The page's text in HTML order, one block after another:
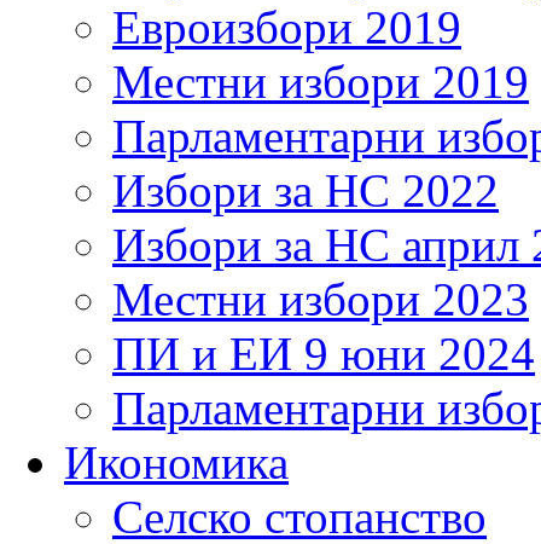
Евроизбори 2019
Местни избори 2019
Парламентарни
Избори за НС 2022
Избори за НС април
Местни избори 2023
ПИ и ЕИ 9 юни 2024
Парламентарни
Икономика
Селско стопанство